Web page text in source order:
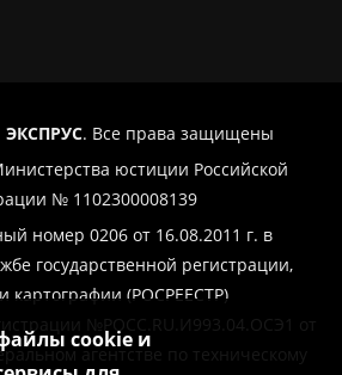
ЭКСПРУС. Все права защищены
юстиции Российской
№ 1102300008139
номер 0206 от 16.08.2011 г. в
государственной регистрации,
картографии (РОСРЕЕСТР)
№РОСС.RU.И993.04.ОСЭ1 от
агентстве по техническому
cookie и